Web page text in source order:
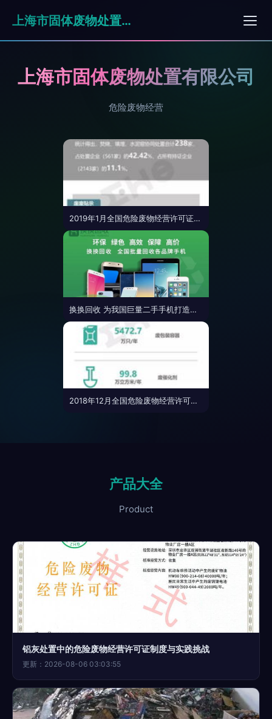
上海市固体废物处置有限公司
上海市固体废物处置有限公司
危险废物经营
2019年1月全国危险废物经营许可证统计概况 江苏省领跑全国
换换回收 为我国巨量二手手机打造专业回收入口，化解危险废物处置难题
2018年12月全国危险废物经营许可证统计概况
产品大全
Product
铝灰处置中的危险废物经营许可证制度与实践挑战
更新：2026-08-06 03:03:55